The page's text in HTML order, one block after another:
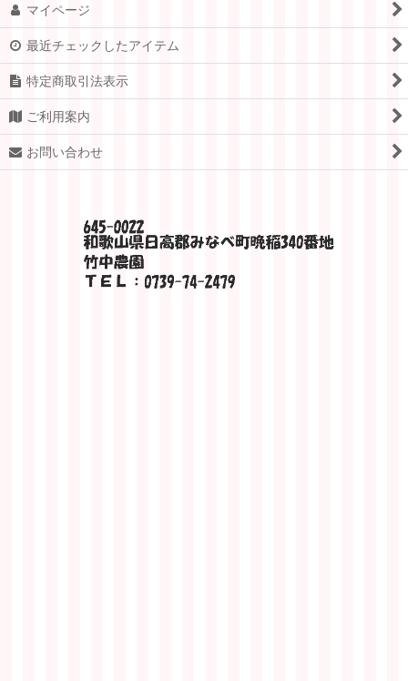
マイページ
最近チェックしたアイテム
特定商取引法表示
ご利用案内
お問い合わせ